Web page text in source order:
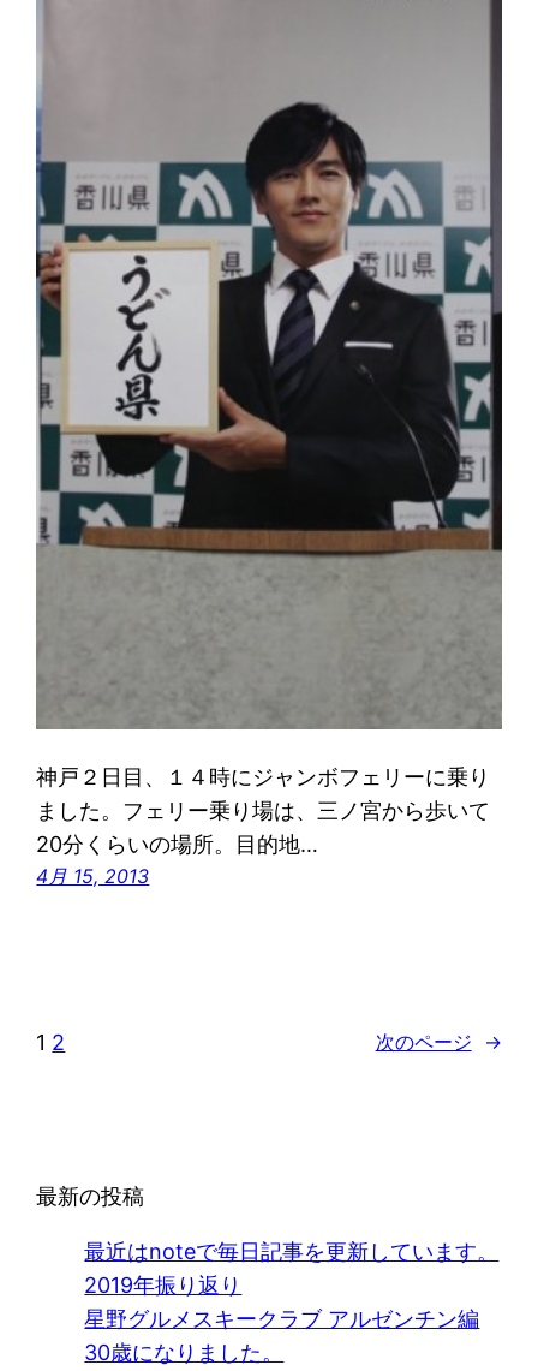
神戸２日目、１４時にジャンボフェリーに乗り
ました。フェリー乗り場は、三ノ宮から歩いて
20分くらいの場所。目的地…
4月 15, 2013
1 2 次のページ →
最新の投稿
最近はnoteで毎日記事を更新しています。
2019年振り返り
星野グルメスキークラブ アルゼンチン編
30歳になりました。